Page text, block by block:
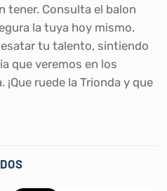
tener. Consulta el balon
la tuya hoy mismo.
tu talento, sintiendo
que veremos en los
ruede la Trionda y que